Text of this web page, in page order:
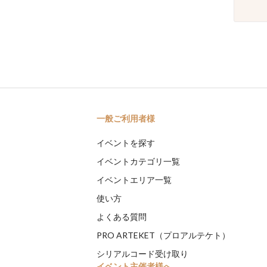
一般ご利用者様
イベントを探す
イベントカテゴリ一覧
イベントエリア一覧
使い方
よくある質問
PRO ARTEKET（プロアルテケト）
シリアルコード受け取り